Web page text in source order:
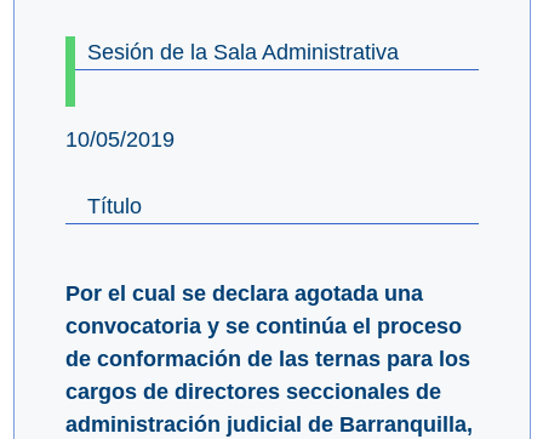
Sesión de la Sala Administrativa
10/05/2019
Título
Por el cual se declara agotada una
convocatoria y se continúa el proceso
de conformación de las ternas para los
cargos de directores seccionales de
administración judicial de Barranquilla,